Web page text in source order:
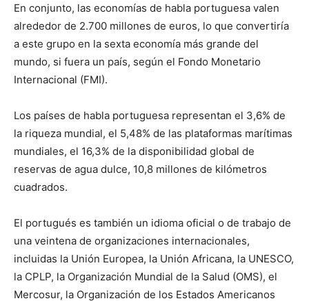
En conjunto, las economías de habla portuguesa valen
alrededor de 2.700 millones de euros, lo que convertiría
a este grupo en la sexta economía más grande del
mundo, si fuera un país, según el Fondo Monetario
Internacional (FMI).
Los países de habla portuguesa representan el 3,6% de
la riqueza mundial, el 5,48% de las plataformas marítimas
mundiales, el 16,3% de la disponibilidad global de
reservas de agua dulce, 10,8 millones de kilómetros
cuadrados.
El portugués es también un idioma oficial o de trabajo de
una veintena de organizaciones internacionales,
incluidas la Unión Europea, la Unión Africana, la UNESCO,
la CPLP, la Organización Mundial de la Salud (OMS), el
Mercosur, la Organización de los Estados Americanos